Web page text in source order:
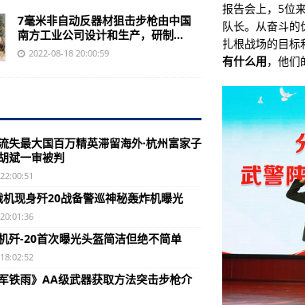
轰-18证实中国正在研发两种隐身轰炸机或与美国退役
没有人会拒绝沃尔沃S60极夜黑版的颜值(组图)
大陆发射11枚东风弹道导弹专家：请民众放心(图)
中国轰-20战机现身歼20战备警巡神秘轰炸机曝光
俄媒:中国4种现代化口径狙击步枪性能先进强
张逸民：我为什么不能选择生，我才会有至少为我的亲密战友
索马里向中国购买了24架歼6战斗机，背后的故事
报告会上，5位
队长。从奋斗的
扎根战场的目标
有什么用，他们
7毫米非自动反器材狙击步枪由中国
南方工业公司设计和生产，研制...
2022-08-18 20:00:59
失最大国百万精英滞留海外·杭州富家子
斌一审被判
现身歼20战备警巡神秘轰炸机曝光
歼-20首次曝光头盔简洁但绝不简单
铁雨》AA级武器获取方法突击步枪介